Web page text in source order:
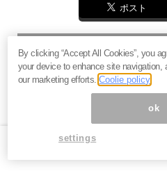
ポスト
急騰後に急落「パワーエックス
将来性とリスク
過去最高益「サンリオ」は買い
度と投資戦略
By clicking “Accept All Cookies”, you
your device to enhance site
our marketing efforts.Coolie policy
ok
settings